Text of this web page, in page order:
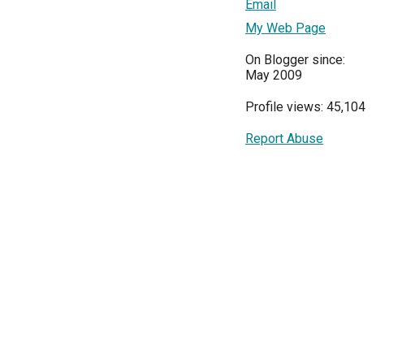
Email
My Web Page
On Blogger since:
May 2009
Profile views: 45,104
Report Abuse